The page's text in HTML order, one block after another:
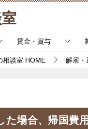
賃金・賞与
相談室 HOME 解雇・
た場合、帰国費